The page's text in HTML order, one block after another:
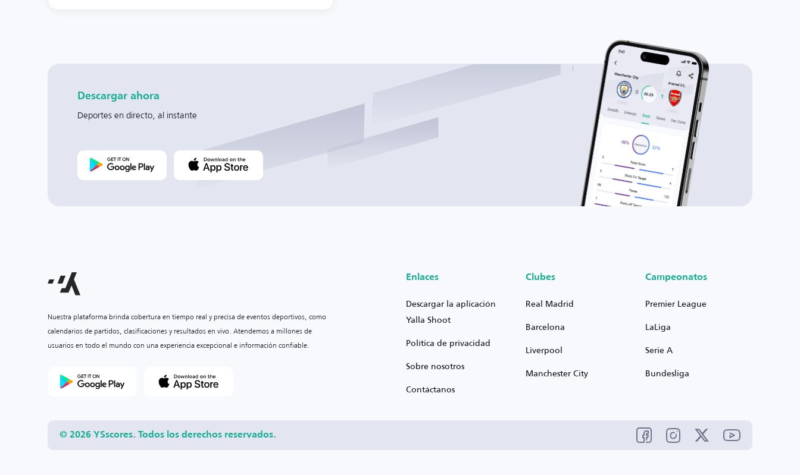
Descargar ahora
Deportes en directo, al instante
Nuestra plataforma brinda cobertura en tiempo real y precisa de eventos deportivos, como
calendarios de partidos, clasificaciones y resultados en vivo. Atendemos a millones de
usuarios en todo el mundo con una experiencia excepcional e información confiable.
Enlaces
Descargar la aplicación
Yalla Shoot
Política de privacidad
Sobre nosotros
Contáctanos
Clubes
Real Madrid
Barcelona
Liverpool
Manchester City
Campeonatos
Premier League
LaLiga
Serie A
Bundesliga
© 2026 YSscores. Todos los derechos reservados.